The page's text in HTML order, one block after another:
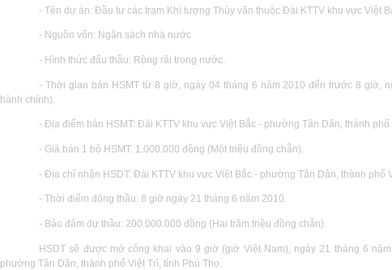
- Tên dự án: Đầu tư các trạm Khí tượng Thủy văn thuộc Đài KTTV khu vực Việt
- Nguồn vốn: Ngân sách nhà nước
- Hình thức đấu thầu: Rộng rãi trong nước.
- Thời gian bán HSMT từ 8 giờ, ngày 04 tháng 6 năm 2010 đến trước 8 giờ,
hành chính)
- Địa điểm bán HSMT: Đài KTTV khu vực Việt Bắc - phường Tân Dân, thành phố
- Giá bán 1 bộ HSMT: 1.000.000 đồng (Một triệu đồng chẵn).
- Địa chỉ nhận HSDT: Đài KTTV khu vực Việt Bắc - phường Tân Dân , thành phố
- Thời điểm đóng thầu: 8 giờ ngày 21 tháng 6 năm 2010.
- Bảo đảm dự thầu: 200.000.000 đồng (Hai trăm triệu đồng chẵn).
HSDT sẽ được mở công khai vào 9 giờ (giờ Việt Nam), ngày 21 tháng 6
phường Tân Dân, thành phố Việt Trì, tỉnh Phú Thọ.